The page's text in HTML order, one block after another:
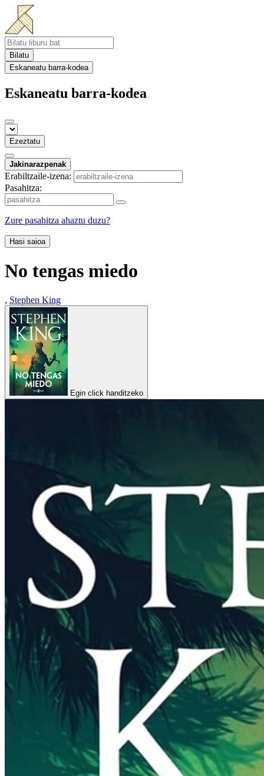
Bilatu
Eskaneatu barra-kodea
Eskaneatu barra-kodea
Ezeztatu
Jakinarazpenak
Erabiltzaile-izena:
Pasahitza:
Zure pasahitza ahaztu duzu?
Hasi saioa
No tengas miedo
, Stephen King
Egin click handitzeko